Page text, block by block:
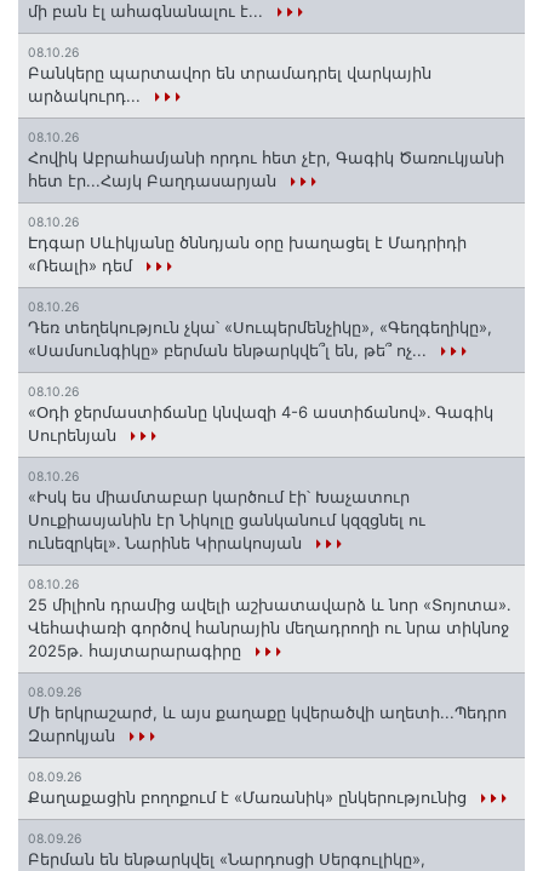
մի բան էլ ահագնանալու է...
08.10.26
Բանկերը պարտավոր են տրամադրել վարկային
արձակուրդ...
08.10.26
Հովիկ Աբրահամյանի որդու հետ չէր, Գագիկ Ծառուկյանի
հետ էր...Հայկ Բաղդասարյան
08.10.26
Էդգար Սևիկյանը ծննդյան օրը խաղացել է Մադրիդի
«Ռեալի» դեմ
08.10.26
Դեռ տեղեկություն չկա՝ «Սուպերմենչիկը», «Գեղգեղիկը»,
«Սամսունգիկը» բերման ենթարկվե՞լ են, թե՞ ոչ...
08.10.26
«Օդի ջերմաստիճանը կնվազի 4-6 աստիճանով»․ Գագիկ
Սուրենյան
08.10.26
«Իսկ ես միամտաբար կարծում էի՝ Խաչատուր
Սուքիասյանին էր Նիկոլը ցանկանում կզզցնել ու
ունեզրկել»․ Նարինե Կիրակոսյան
08.10.26
25 միլիոն դրամից ավելի աշխատավարձ և նոր «Տոյոտա»․
Վեհափառի գործով հանրային մեղադրողի ու նրա տիկնոջ
2025թ. հայտարարագիրը
08.09.26
Մի երկրաշարժ, և այս քաղաքը կվերածվի աղետի...Պեդրո
Զարոկյան
08.09.26
Քաղաքացին բողոքում է «Մառանիկ» ընկերությունից
08.09.26
Բերման են ենթարկվել «Նարդոսցի Սերգուլիկը»,